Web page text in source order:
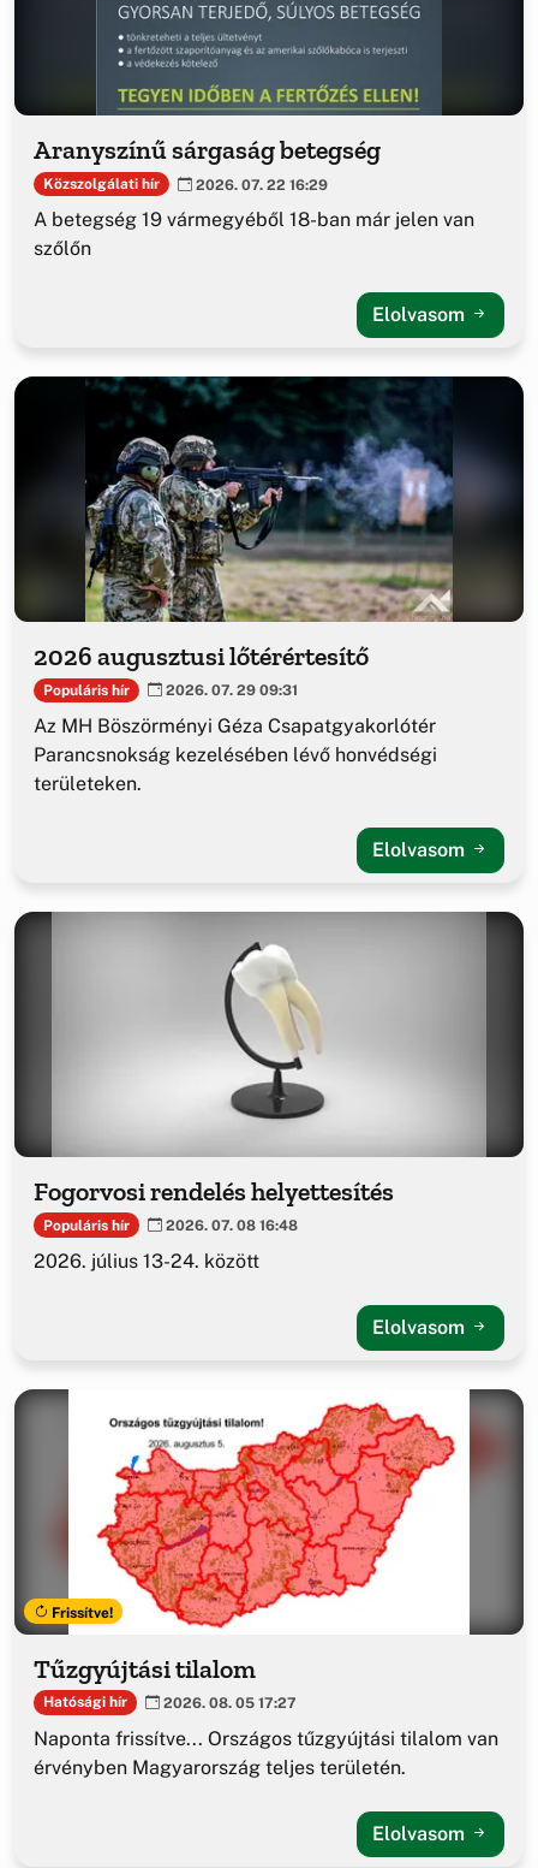
Aranyszínű sárgaság betegség
Közszolgálati hír 2026. 07. 22 16:29
A betegség 19 vármegyéből 18-ban már jelen van
szőlőn
Elolvasom
2026 augusztusi lőtérértesítő
Populáris hír 2026. 07. 29 09:31
Az MH Böszörményi Géza Csapatgyakorlótér
Parancsnokság kezelésében lévő honvédségi
területeken.
Elolvasom
Fogorvosi rendelés helyettesítés
Populáris hír 2026. 07. 08 16:48
2026. július 13-24. között
Elolvasom
Frissítve!
Tűzgyújtási tilalom
Hatósági hír 2026. 08. 05 17:27
Naponta frissítve... Országos tűzgyújtási tilalom van
érvényben Magyarország teljes területén.
Elolvasom